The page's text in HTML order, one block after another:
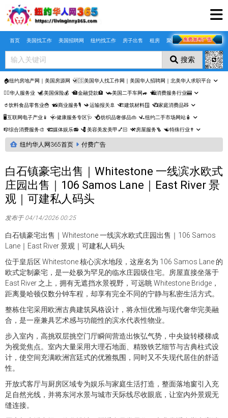
Skip to main content
首页 美国找工作 美国招聘网 纽约找工作 房子出售 租房 聚合页
搜索
🏠纽约房地产网｜美国房源网 🇺🇸美国华人找工作网｜美国华人招聘网｜北美华人求职平台
🤵‍♀️华人服务业 💰美国保险💰 🏦金融贷款🏦 🚗美国二手车网🚙 🛍️消费服务行业🎰
🥤饮料食品零售业🍟 📸商业服务🎙️ ✈️运输报关🚢 🏗️建筑材料🪟 📺家庭消费品🧸
🖥️互联网电子产业📱 🩺健康服务专区🩺 💍纺织品奢侈品👜 🛴纽约二手市场网站🧴
🎼综合消费服务🎨 🎞️媒体娱乐📻 💈美容美发美甲💅🏻 ⚒️房屋服务🪜 ☯️特殊行业✝️
纽约华人网365首页 付费广告
白石镇豪宅出售｜Whitestone 一线滨水欧式
庄园出售｜106 Samos Lane｜East River 景
观｜可建私人码头
发布于 04/14/2026 00:25
白石镇豪宅出售｜Whitestone 一线滨水欧式庄园出售｜106 Samos
Lane｜East River 景观｜可建私人码头
位于皇后区 Whitestone 核心滨水地段，这座名为 106 Samos Lane 的
欧式定制豪宅，是一处极为罕见的临水庄园级住宅。房屋直接坐落于
East River 之上，拥有无遮挡水景视野，可远眺 Whitestone Bridge，
距离曼哈顿仅数分钟车程，却享有完全不同的宁静与私密生活方式。
整栋住宅采用欧洲古典建筑风格设计，将永恒优雅与现代奢华完美融
合，是一座兼具艺术感与功能性的滨水代表性物业。
步入室内，高挑双层挑空门厅瞬间营造出恢弘气势，中央旋转楼梯成
为视觉焦点。室内大量采用大理石地面、精致铁艺细节与古典柱式设
计，使空间充满欧洲宫廷式的优雅氛围，同时又不失现代居住的舒适
性。
开放式客厅与厨房区域专为娱乐与家庭生活打造，整面落地窗引入充
足自然光线，并将东河水景与城市天际线尽收眼底，让室内外景观无
缝连接。